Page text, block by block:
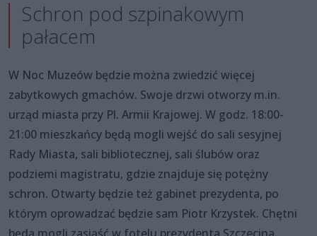
Schron pod szpinakowym
pałacem
W Noc Muzeów będzie można zwiedzić więcej
zabytkowych gmachów. Swoje drzwi otworzy m.in.
urząd miasta przy Pl. Armii Krajowej. W godz. 18:00-
21:00 mieszkańcy będą mogli wejść do sali sesyjnej
Rady Miasta, sali bibliotecznej, sali ślubów oraz
podziemi magistratu, gdzie znajduje się potężny
schron. Otwarty będzie też gabinet prezydenta, po
którym oprowadzać będzie sam Piotr Krzystek. Chętni